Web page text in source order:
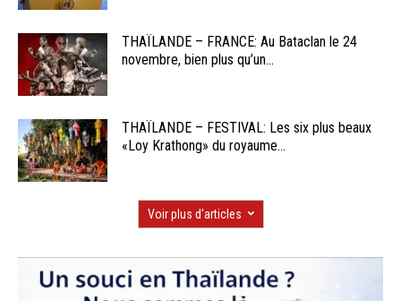
THAÏLANDE – FRANCE: Au Bataclan le 24
novembre, bien plus qu’un...
THAÏLANDE – FESTIVAL: Les six plus beaux
«Loy Krathong» du royaume...
Voir plus d'articles